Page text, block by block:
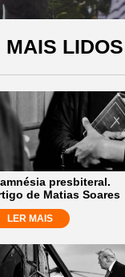
MAIS LIDOS
presbiteral.
de Matias Soares
LER MAIS